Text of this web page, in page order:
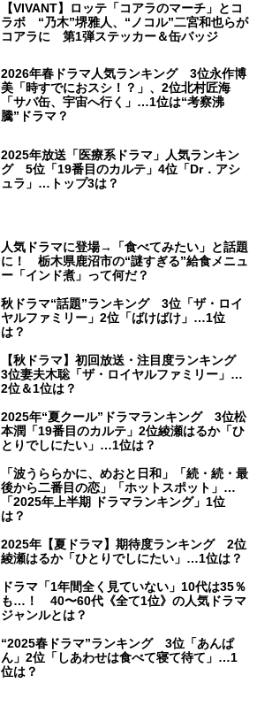
【VIVANT】ロッテ「コアラのマーチ」とコ
ラボ “乃木”堺雅人、“ノコル”二宮和也らが
コアラに 第1弾ステッカー＆缶バッジ
2026年春ドラマ人気ランキング 3位永作博
美「時すでにおスシ！？」、2位北村匠海
「サバ缶、宇宙へ行く」…1位は“考察沸
騰”ドラマ？
2025年放送「医療系ドラマ」人気ランキン
グ 5位「19番目のカルテ」4位「Dr．アシ
ュラ」…トップ3は？
人気ドラマに登場→「食べてみたい」と話題
に！ 栃木県鹿沼市の“謎すぎる”給食メニュ
ー「インド煮」って何だ？
秋ドラマ“話題”ランキング 3位「ザ・ロイ
ヤルファミリー」2位「ばけばけ」…1位
は？
【秋ドラマ】初回放送・注目度ランキング
3位妻夫木聡「ザ・ロイヤルファミリー」…
2位＆1位は？
2025年“夏クール”ドラマランキング 3位松
本潤「19番目のカルテ」2位綾瀬はるか「ひ
とりでしにたい」…1位は？
「波うららかに、めおと日和」「続・続・最
後から二番目の恋」「ホットスポット」…
「2025年上半期 ドラマランキング」1位
は？
2025年【夏ドラマ】期待度ランキング 2位
綾瀬はるか「ひとりでしにたい」…1位は？
ドラマ「1年間全く見ていない」10代は35％
も…！ 40〜60代《全て1位》の人気ドラマ
ジャンルとは？
“2025春ドラマ”ランキング 3位「あんぱ
ん」2位「しあわせは食べて寝て待て」…1
位は？